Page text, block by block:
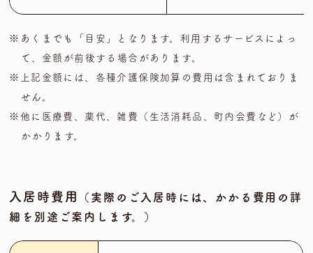
※あくまでも「目安」となります。利用するサービスによっ
て、金額が前後する場合があります。
※上記金額には、各種介護保険加算の費用は含まれておりま
せん。
※他に医療費、薬代、雑費（生活消耗品、町内会費など）が
かかります。
入居時費用
（実際のご入居時には、かかる費用の詳
細を別途ご案内します。）